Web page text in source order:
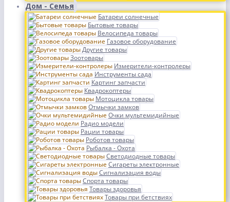
Дом - Семья
Батареи солнечные
Бытовые товары
Велосипеда товары
Газовое оборудование
Другие товары
Зоотовары
Измерители-контролеры
Инструменты сада
Картинг запчасти
Квадрокоптеры
Мотоцикла товары
Отмычки замков
Очки мультемидийные
Радио модели
Рации товары
Роботов товары
Рыбалка - Охота
Светодиодные товары
Сигареты электронные
Сигнализация воды
Спорта товары
Товары здоровья
Товары при бетствиях